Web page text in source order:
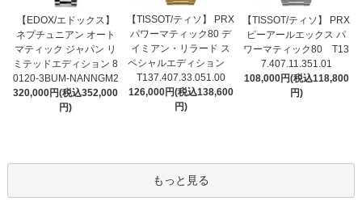
【EDOX/エドックス】
ネプチュニアン オート
マティック ジャパン リ
ミテッドエディション 8
0120-3BUM-NANNGM2
320,000円(税込352,000
円)
【TISSOT/ティソ】 PRX
パワーマティック80 デ
イミアン・リラード ス
ペシャルエディション
T137.407.33.051.00
126,000円(税込138,600
円)
【TISSOT/ティソ】 PRX
ピーアールエックス パ
ワーマティック80 T13
7.407.11.351.01
108,000円(税込118,800
円)
もっと見る